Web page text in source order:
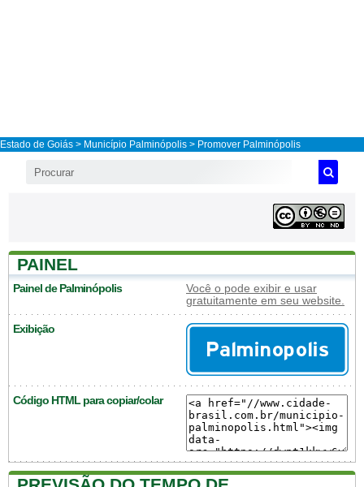
Estado de Goiás > Município Palminópolis > Promover Palminópolis
PAINEL
Painel de Palminópolis
Você o pode exibir e usar
gratuitamente em seu website.
Exibição
Código HTML para copiar/colar